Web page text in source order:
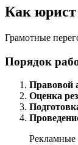
Как юрист
Грамотные
Порядок
Правовой
Оценка
Рекламные